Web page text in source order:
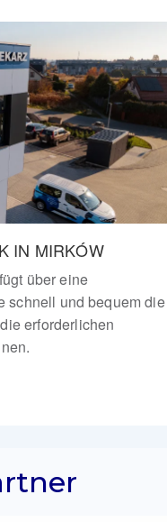
IN MIRKÓW
über eine
schnell und bequem die
erforderlichen